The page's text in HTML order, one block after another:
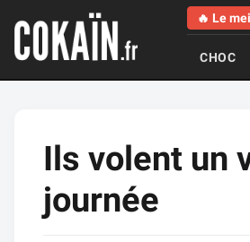
🔥 Le
CHOC
Ils volent un
journée